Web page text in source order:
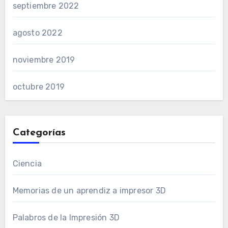
septiembre 2022
agosto 2022
noviembre 2019
octubre 2019
Categorías
Ciencia
Memorias de un aprendiz a impresor 3D
Palabros de la Impresión 3D